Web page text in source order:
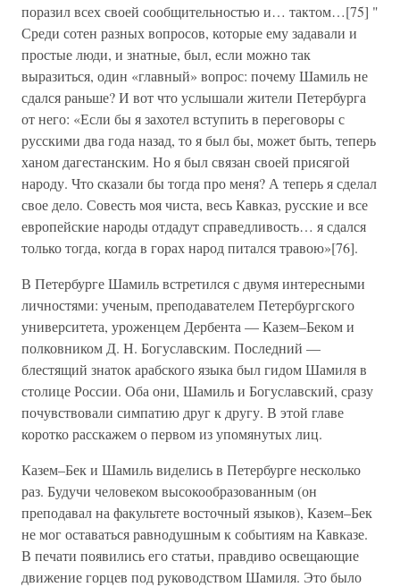
поразил всех своей сообщительностью и… тактом…[75] "
Среди сотен разных вопросов, которые ему задавали и
простые люди, и знатные, был, если можно так
выразиться, один «главный» вопрос: почему Шамиль не
сдался раньше? И вот что услышали жители Петербурга
от него: «Если бы я захотел вступить в переговоры с
русскими два года назад, то я был бы, может быть, теперь
ханом дагестанским. Но я был связан своей присягой
народу. Что сказали бы тогда про меня? А теперь я сделал
свое дело. Совесть моя чиста, весь Кавказ, русские и все
европейские народы отдадут справедливость… я сдался
только тогда, когда в горах народ питался травою»[76].
В Петербурге Шамиль встретился с двумя интересными
личностями: ученым, преподавателем Петербургского
университета, уроженцем Дербента — Казем–Беком и
полковником Д. Н. Богуславским. Последний —
блестящий знаток арабского языка был гидом Шамиля в
столице России. Оба они, Шамиль и Богуславский, сразу
почувствовали симпатию друг к другу. В этой главе
коротко расскажем о первом из упомянутых лиц.
Казем–Бек и Шамиль виделись в Петербурге несколько
раз. Будучи человеком высокообразованным (он
преподавал на факультете восточный языков), Казем–Бек
не мог оставаться равнодушным к событиям на Кавказе.
В печати появились его статьи, правдиво освещающие
движение горцев под руководством Шамиля. Это было